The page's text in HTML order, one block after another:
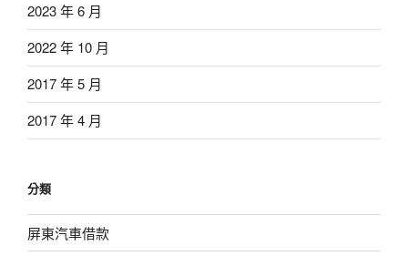
2023 年 6 月
2022 年 10 月
2017 年 5 月
2017 年 4 月
分類
屏東汽車借款